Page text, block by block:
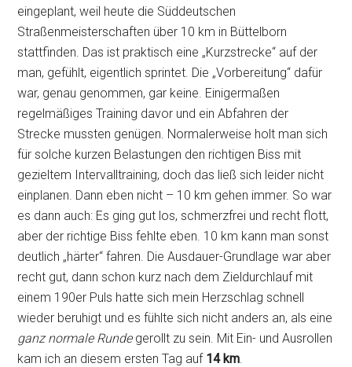
eingeplant, weil heute die Süddeutschen
Straßenmeisterschaften über 10 km in Büttelborn
stattfinden. Das ist praktisch eine „Kurzstrecke“ auf der
man, gefühlt, eigentlich sprintet. Die „Vorbereitung“ dafür
war, genau genommen, gar keine. Einigermaßen
regelmäßiges Training davor und ein Abfahren der
Strecke mussten genügen. Normalerweise holt man sich
für solche kurzen Belastungen den richtigen Biss mit
gezieltem Intervalltraining, doch das ließ sich leider nicht
einplanen. Dann eben nicht – 10 km gehen immer. So war
es dann auch: Es ging gut los, schmerzfrei und recht flott,
aber der richtige Biss fehlte eben. 10 km kann man sonst
deutlich „härter“ fahren. Die Ausdauer-Grundlage war aber
recht gut, dann schon kurz nach dem Zieldurchlauf mit
einem 190er Puls hatte sich mein Herzschlag schnell
wieder beruhigt und es fühlte sich nicht anders an, als eine
ganz normale Rundegerollt zu sein. Mit Ein- und Ausrollen
kam ich an diesem ersten Tag auf 14 km.